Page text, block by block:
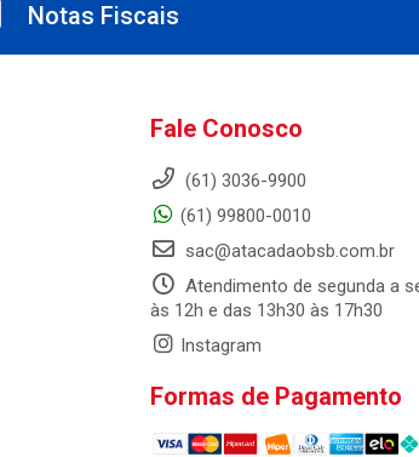
Notas Fiscais
Fale Conosco
(61) 3036-9900
(61) 99800-0010
sac@atacadaobsb.com.br
Atendimento de segunda a
às 12h e das 13h30 às 17h30
Instagram
Formas de Pagamento